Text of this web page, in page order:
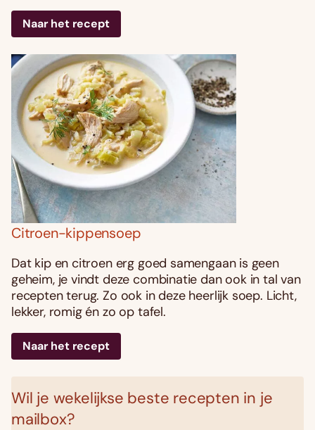
Naar het recept
Citroen-kippensoep
Dat kip en citroen erg goed samengaan is geen
geheim, je vindt deze combinatie dan ook in tal van
recepten terug. Zo ook in deze heerlijk soep. Licht,
lekker, romig én zo op tafel.
Naar het recept
Wil je wekelijkse beste recepten in je
mailbox?